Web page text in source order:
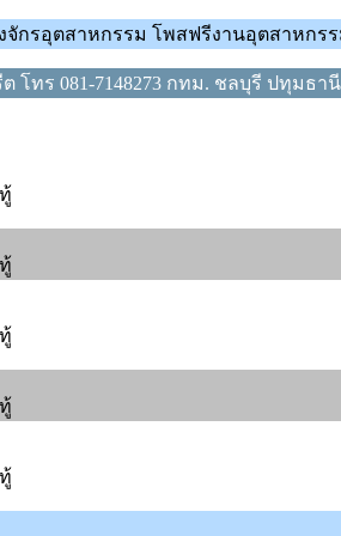
จักรอุตสาหกรรม โพสฟรีงานอุตสาหกร
โทร 081-7148273 กทม. ชลบุรี ปทุมธ